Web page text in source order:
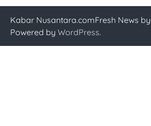
Kabar Nusantara.comFresh News by
Powered by WordPress.